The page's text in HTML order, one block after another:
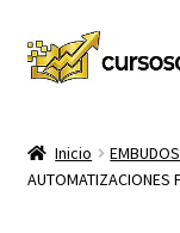
Ir
a
Ir
al
TIENDA
Inicio
AUTOMATIZACIONES